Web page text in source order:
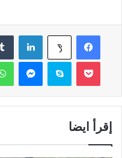
فيسبوك ‫X لينكدإن
سكايب
إقرأ ايضا